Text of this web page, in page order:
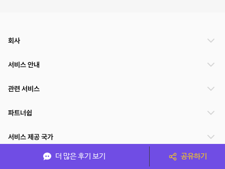
더 많은 후기 보기 공유하기
회사
서비스 안내
관련 서비스
파트너쉽
서비스 제공 국가